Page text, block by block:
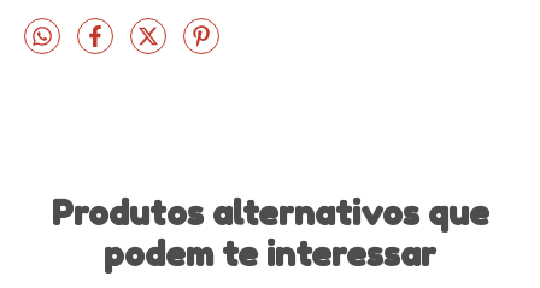
Produtos alternativos que
podem te interessar